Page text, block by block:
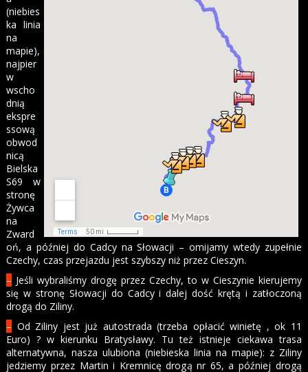
(niebies
ka linia
na
mapie),
najpier
w
wscho
dnią
ekspre
ssową
obwod
nicą
Bielska
S69 w
stronę
Żywca
na
Zward
oń, a później do Cadcy na Słowacji – omijamy wtedy zupełnie
Czechy, czas przejazdu jest szybszy niż przez Cieszyn.
– Jeśli wybraliśmy drogę przez Czechy, to w Cieszynie kierujemy
się w stronę Słowacji do Cadcy i dalej dość krętą i zatłoczoną
drogą do Ziliny.
– Od Ziliny jest już autostrada (trzeba opłacić winietę , ok 11
Euro) ? w kierunku Bratysławy. Tu też istnieje ciekawa trasa
alternatywna, nasza ulubiona (niebieska linia na mapie): z Ziliny
jedziemy przez Martin i Kremnicę drogą nr 65, a później drogą